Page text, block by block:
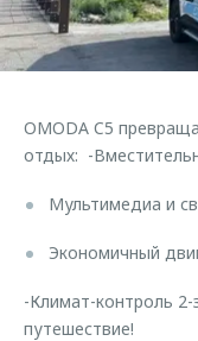
Страхование
Кредитный
Одежда и сувениры
Запчасти
Калькулятор трейд-
Клиентская
O&J Автоклуб
Приложение O&J
Аксессуары
Запчасти
Обратная связь
OMODA C5
отдых: -
Мультимедиа и
Экономичный
-Климат-контроль
путешествие!